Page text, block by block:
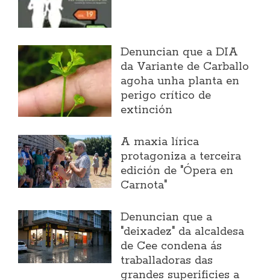
Denuncian que a DIA
da Variante de Carballo
agoha unha planta en
perigo crítico de
extinción
A maxia lírica
protagoniza a terceira
edición de "Ópera en
Carnota"
Denuncian que a
"deixadez" da alcaldesa
de Cee condena ás
traballadoras das
grandes superificies a